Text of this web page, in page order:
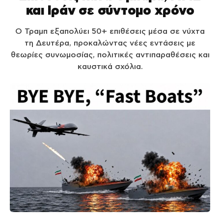
και Ιράν σε σύντομο χρόνο
Ο Τραμπ εξαπολύει 50+ επιθέσεις μέσα σε νύχτα
τη Δευτέρα, προκαλώντας νέες εντάσεις με
θεωρίες συνωμοσίας, πολιτικές αντιπαραθέσεις και
καυστικά σχόλια.